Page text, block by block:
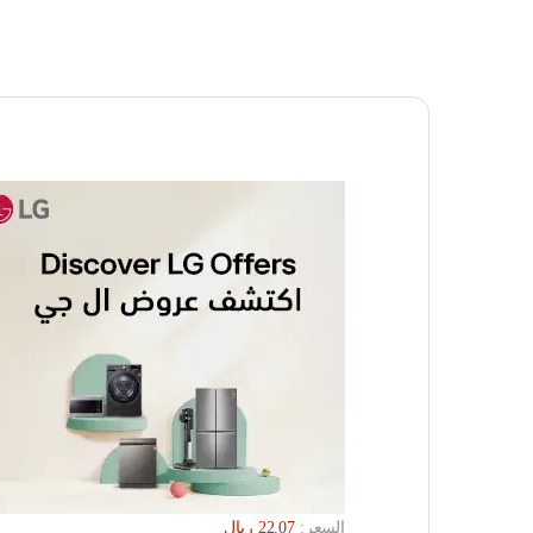
السعر:
‏22.07 ريال